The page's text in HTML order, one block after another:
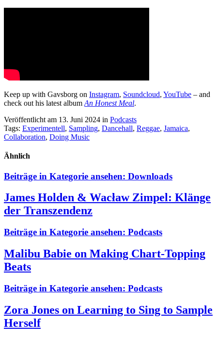
Keep up with Gavsborg on Instagram, Soundcloud, YouTube – and
check out his latest album An Honest Meal.
Veröffentlicht am 13. Juni 2024 in Podcasts
Tags: Experimentell, Sampling, Dancehall, Reggae, Jamaica,
Collaboration, Doing Music
Ähnlich
Beiträge in Kategorie ansehen: Downloads
James Holden & Wacław Zimpel: Klänge
der Transzendenz
Beiträge in Kategorie ansehen: Podcasts
Malibu Babie on Making Chart-Topping
Beats
Beiträge in Kategorie ansehen: Podcasts
Zora Jones on Learning to Sing to Sample
Herself